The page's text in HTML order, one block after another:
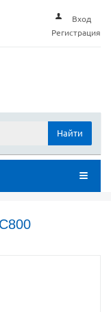
Вход
Регистрация
Найти